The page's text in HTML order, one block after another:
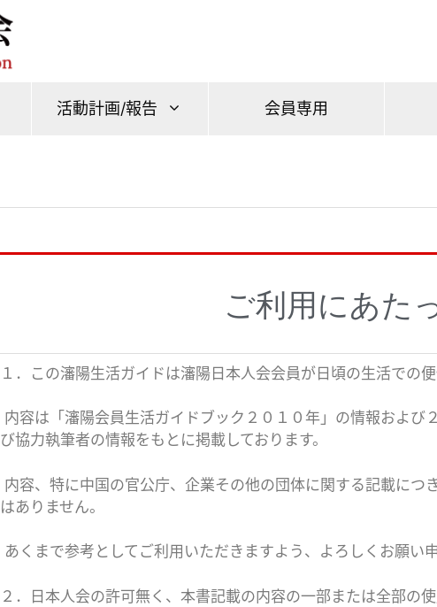
活動計画/報告 会員専用
ご利用にあた
１．この瀋陽生活ガイドは瀋陽日本人会会員が日頃の生活での
内容は「瀋陽会員生活ガイドブック２０１０年」の情報および
び協力執筆者の情報をもとに掲載しております。
内容、特に中国の官公庁、企業その他の団体に関する記載につ
はありません。
あくまで参考としてご利用いただきますよう、よろしくお願い申
２．日本人会の許可無く、本書記載の内容の一部または全部の使